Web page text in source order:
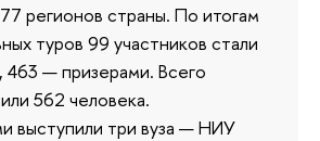
регионов страны. По итогам
туров 99 участников стали
— призерами. Всего
562 человека.
выступили три вуза — НИУ